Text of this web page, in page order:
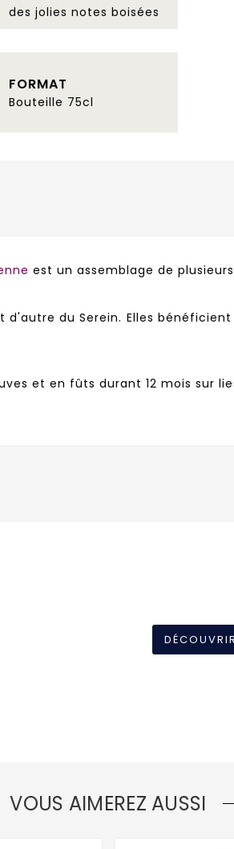
des jolies notes boisées
FORMAT
Bouteille 75cl
est un assemblage de plusieurs
d'autre du Serein. Elles
et en fûts durant 12 mois sur
VOUS AIMEREZ AUSSI